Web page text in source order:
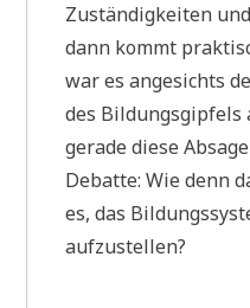
Zuständigkeiten
dann kommt
war es angesichts
des Bildungsgipfels
gerade diese
Debatte: Wie denn
es, das
aufzustellen?